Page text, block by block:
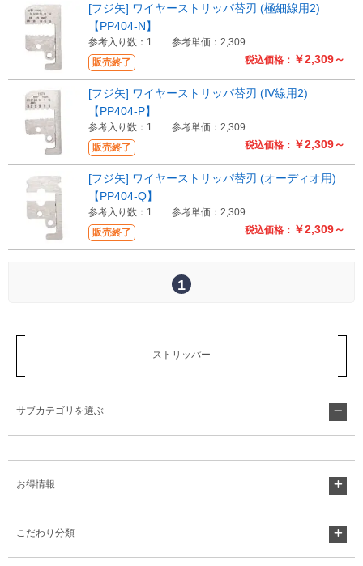
販売終了 税込価格： ￥2,309～
[フジ矢] ワイヤーストリッパ替刃 (極細線用2)
【PP404-N】
参考入り数：1 参考単価：2,309
販売終了 税込価格： ￥2,309～
[フジ矢] ワイヤーストリッパ替刃 (IV線用2)
【PP404-P】
参考入り数：1 参考単価：2,309
販売終了 税込価格： ￥2,309～
[フジ矢] ワイヤーストリッパ替刃 (オーディオ用)
【PP404-Q】
参考入り数：1 参考単価：2,309
1
ストリッパー
サブカテゴリを選ぶ
お得情報
こだわり分類